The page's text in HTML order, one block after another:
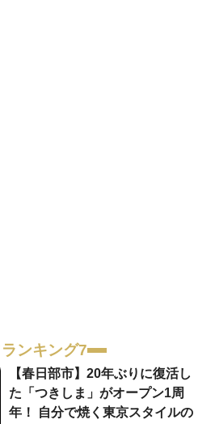
ランキング7
【春日部市】20年ぶりに復活し
た「つきしま」がオープン1周
年！ 自分で焼く東京スタイルの